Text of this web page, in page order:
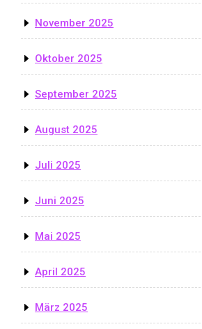
November 2025
Oktober 2025
September 2025
August 2025
Juli 2025
Juni 2025
Mai 2025
April 2025
März 2025